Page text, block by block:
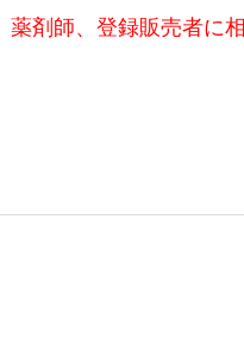
薬剤師、登録販売者に